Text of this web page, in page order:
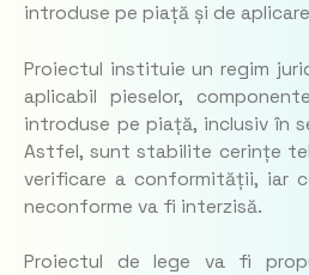
introduse pe piață și de
Proiectul instituie un regim
aplicabil pieselor,
introduse pe piață, inclusiv în
Astfel, sunt stabilite cerințe
verificare a conformității, iar
neconforme va fi interzisă.
Proiectul de lege va fi